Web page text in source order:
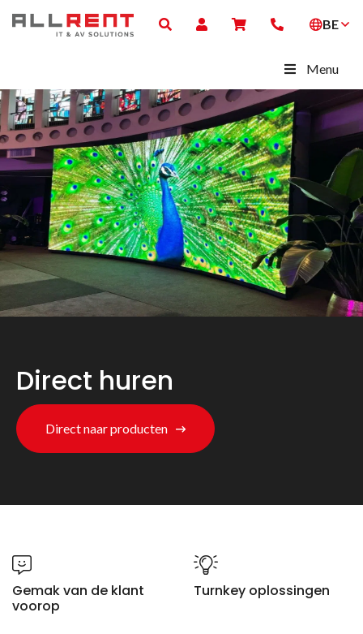
BE
Menu
Direct huren
Direct naar producten
Gemak van de klant
voorop
Turnkey oplossingen